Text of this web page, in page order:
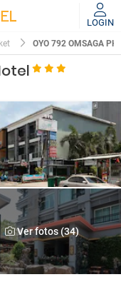
LOGIN
OYO 792 OMSAGA
Ver fotos (34)